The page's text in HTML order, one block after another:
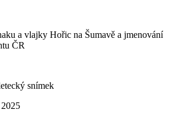
a vlajky Hořic na Šumavě a jmenování
ČR
snímek